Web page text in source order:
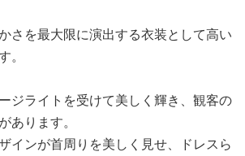
さを最大限に演出する衣装として高い
。
ジライトを受けて美しく輝き、観客の
あります。
インが首周りを美しく見せ、ドレスら